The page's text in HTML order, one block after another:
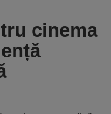
cinema